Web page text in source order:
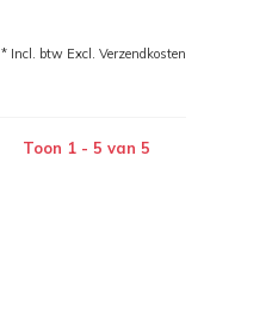
* Incl. btw Excl. Verzendkosten
Toon 1 - 5 van 5